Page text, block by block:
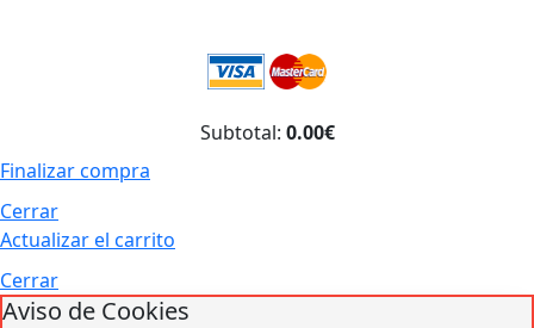
Subtotal: 0.00€
Finalizar compra
Cerrar
Actualizar el carrito
Cerrar
Aviso de Cookies